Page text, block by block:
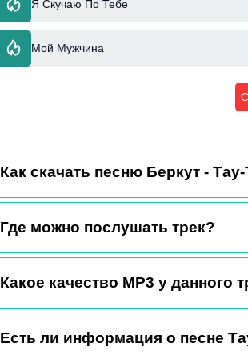
Я Скучаю По Тебе
Мой Мужчина
Как скачать песню Беркут -
Где можно послушать трек?
Какое качество MP3 у данного
Есть ли информация о песне